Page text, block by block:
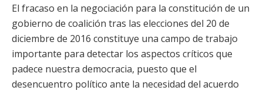
El fracaso en la negociación para la constitución de un
gobierno de coalición tras las elecciones del 20 de
diciembre de 2016 constituye una campo de trabajo
importante para detectar los aspectos críticos que
padece nuestra democracia, puesto que el
desencuentro político ante la necesidad del acuerdo